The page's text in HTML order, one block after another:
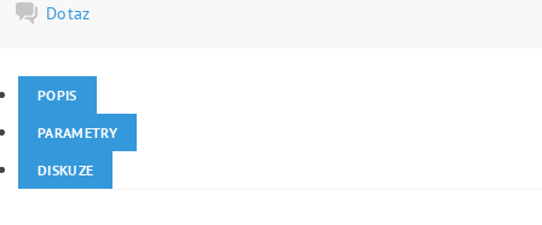
Dotaz
POPIS
PARAMETRY
DISKUZE